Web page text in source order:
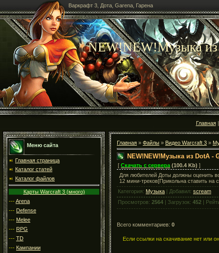
Варкрафт 3, Дота, Garena, Гарена
NEW!NEW!Музыка
Главная
Меню сайта
Главная страница
Каталог статей
Каталог файлов
Карты Warcraft 3 (много)
---Arena
--- Defense
--- Melee
--- RPG
--- TD
--- Кампании
Главная » Файлы » Видео Warcraft 3 »
NEW!NEW!Музыка из DotA -
[ Скачать с сервера (100.4 Kb) ]
Для любителей Доты должны оценить
12 мини-треков[Прикольна ставить на
Категория: Музыка | Добавил: scream
Просмотров: 2564 | Загрузок: 452 |
Всего комментариев: 0
Если ссылки на скачивание нет или